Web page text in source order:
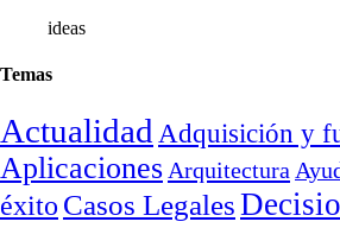
ideas
Temas
Actualidad Adquisición y
Aplicaciones Arquitectura
éxito Casos Legales